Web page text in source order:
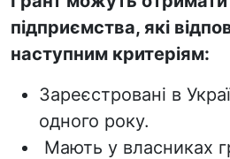
підприємства, які
наступним критеріям:
Зареєстровані в
одного року.
Мають у власниках